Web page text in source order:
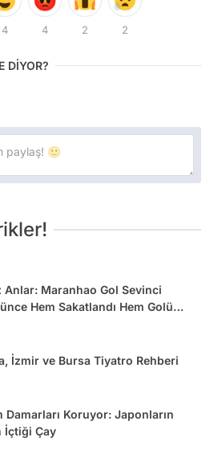
4 4 2 2
DİYOR?
Anlar: Maranhao Gol Sevinci
Hem Sakatlandı Hem Golü
İzmir ve Bursa Tiyatro Rehberi
Damarları Koruyor: Japonların
İçtiği Çay